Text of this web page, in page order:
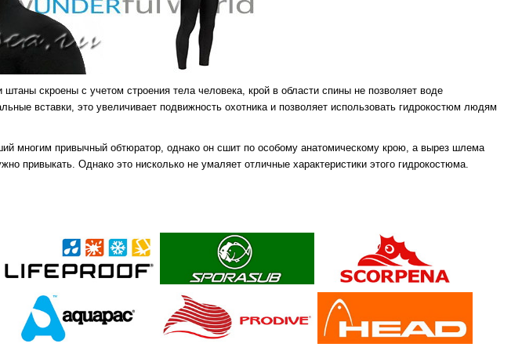
скроены с учетом строения тела человека, крой в области спины не позволяет воде
вставки, это увеличивает подвижность охотника и позволяет использовать гидрокостюм людям
многим привычный обтюратор, однако он сшит по особому анатомическому крою, а вырез шлема
привыкать. Однако это нисколько не умаляет отличные характеристики этого гидрокостюма.